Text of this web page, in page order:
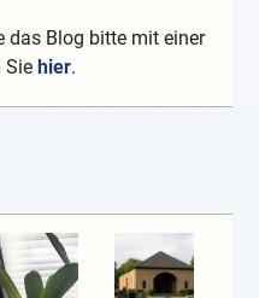
das Blog bitte mit einer
Sie hier.